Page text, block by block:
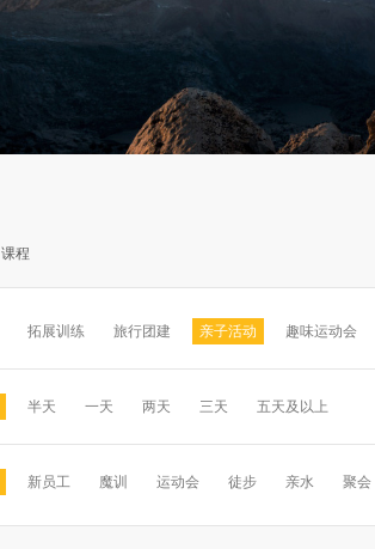
课程
拓展训练 旅行团建 亲子活动 趣味运动会
半天 一天 两天 三天 五天及以上
新员工 魔训 运动会 徒步 亲水 聚会